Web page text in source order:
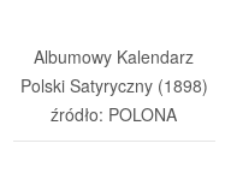
Albumowy Kalendarz
Polski Satyryczny (1898)
źródło: POLONA